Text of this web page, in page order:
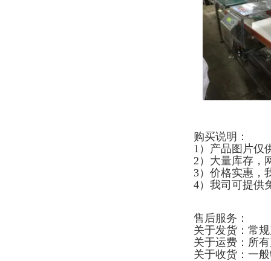
购买说明：
1）产品图片仅
2）大量库存，
3）价格实惠，
4）我司可提供
售后服务：
关于发货：常
关于运费：所
关于收货：一